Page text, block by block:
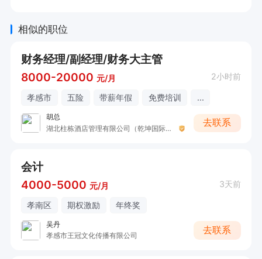
据流程。
工作时间：8:00 - 17:00，双休
福利待遇：试用期购买五险，提供免费住宿（宿舍
设施齐全，每月评选优秀宿舍有奖金），免费工作
年货，每月 15 号准时发放工资（遇节假日提前发
放），还提供免费培训、节日福利等。
相似的职位
财务经理/副经理/财务大主管
8000-20000 元/月 2小时前
孝感市 五险 带薪年假 免费培训 ...
胡总
湖北柱栋酒店管理有限公司（乾坤国际大酒店）
去联系
会计
4000-5000 元/月 3天前
孝南区 期权激励 年终奖
吴丹
孝感市王冠文化传播有限公司
去联系